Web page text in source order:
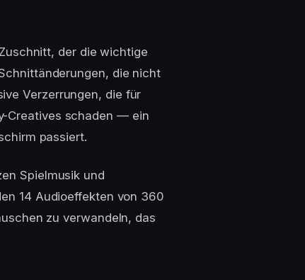
der die wichtige
die nicht
Verzerrungen, die für
Creatives schaden — ein
passiert.
Spielmusik und
14 Audioeffekten von 360
zu verwandeln, das